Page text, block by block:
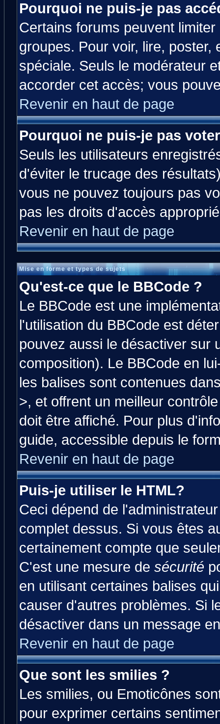
Pourquoi ne puis-je pas
Certains forums peuvent
groupes. Pour voir, lire,
spéciale. Seuls le modérateur
accorder cet accès; vous
Revenir en haut de page
Pourquoi ne puis-je pas
Seuls les utilisateurs
d'éviter le trucage des
vous ne pouvez toujours pas
pas les droits d'accès
Revenir en haut de page
Mise en forme et types de sujets
Qu'est-ce que le BBCode ?
Le BBCode est une
l'utilisation du BBCode est
pouvez aussi le désactiver sur
composition). Le BBCode en
les balises sont contenues
>, et offrent un meilleur
doit être affiché. Pour plus
guide, accessible depuis le
Revenir en haut de page
Puis-je utiliser le HTML?
Ceci dépend de
complet dessus. Si vous êtes
certainement compte que
C'est une mesure de sécurité
en utilisant certaines balises
causer d'autres problèmes. Si
désactiver dans un message
Revenir en haut de page
Que sont les smilies ?
Les smilies, ou Emoticônes
pour exprimer certains